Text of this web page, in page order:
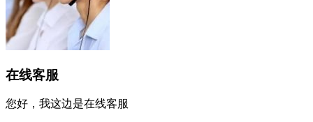
在线客服
您好，我这边是在线客服